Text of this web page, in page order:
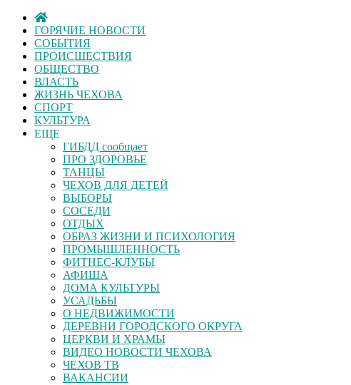
ГОРЯЧИЕ НОВОСТИ
СОБЫТИЯ
ПРОИСШЕСТВИЯ
ОБЩЕСТВО
ВЛАСТЬ
ЖИЗНЬ ЧЕХОВА
СПОРТ
КУЛЬТУРА
ЕЩЕ
ГИБДД сообщает
ПРО ЗДОРОВЬЕ
ТАНЦЫ
ЧЕХОВ ДЛЯ ДЕТЕЙ
ВЫБОРЫ
СОСЕДИ
ОТДЫХ
ОБРАЗ ЖИЗНИ И ПСИХОЛОГИЯ
ПРОМЫШЛЕННОСТЬ
ФИТНЕС-КЛУБЫ
АФИША
ДОМА КУЛЬТУРЫ
УСАДЬБЫ
О НЕДВИЖИМОСТИ
ДЕРЕВНИ ГОРОДСКОГО ОКРУГА
ЦЕРКВИ И ХРАМЫ
ВИДЕО НОВОСТИ ЧЕХОВА
ЧЕХОВ ТВ
ВАКАНСИИ